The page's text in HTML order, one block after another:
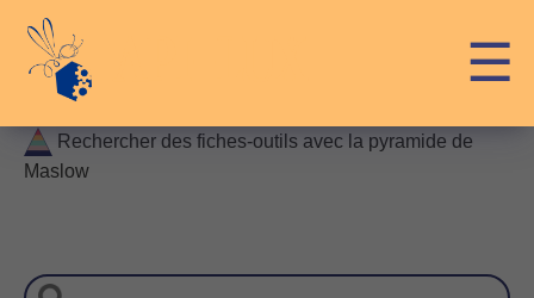
content
☰
Rechercher des fiches-outils avec la pyramide de
Maslow
c